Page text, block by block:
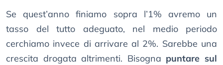
Se quest’anno finiamo sopra l’1% avremo un
tasso del tutto adeguato, nel medio periodo
cerchiamo invece di arrivare al 2%. Sarebbe una
crescita drogata altrimenti. Bisogna puntare sul